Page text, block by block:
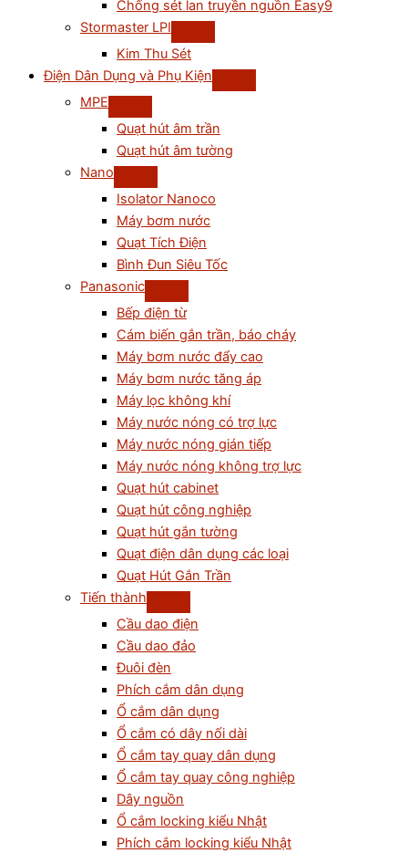
Chống sét lan truyền nguồn Easy9
Stormaster LPI
Kim Thu Sét
Điện Dân Dụng và Phụ Kiện
MPE
Quạt hút âm trần
Quạt hút âm tường
Nano
Isolator Nanoco
Máy bơm nước
Quạt Tích Điện
Bình Đun Siêu Tốc
Panasonic
Bếp điện từ
Cám biến gắn trần, báo cháy
Máy bơm nước đẩy cao
Máy bơm nước tăng áp
Máy lọc không khí
Máy nước nóng có trợ lực
Máy nước nóng gián tiếp
Máy nước nóng không trợ lực
Quạt hút cabinet
Quạt hút công nghiệp
Quạt hút gắn tường
Quạt điện dân dụng các loại
Quạt Hút Gắn Trần
Tiến thành
Cầu dao điện
Cầu dao đảo
Đuôi đèn
Phích cắm dân dụng
Ổ cắm dân dụng
Ổ cắm có dây nối dài
Ổ cắm tay quay dân dụng
Ổ cắm tay quay công nghiệp
Dây nguồn
Ổ cắm locking kiểu Nhật
Phích cắm locking kiểu Nhật